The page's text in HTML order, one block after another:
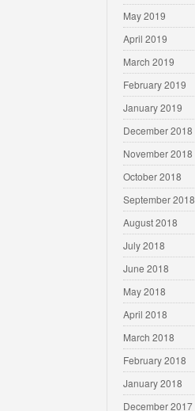
May 2019
April 2019
March 2019
February 2019
January 2019
December 2018
November 2018
October 2018
September 2018
August 2018
July 2018
June 2018
May 2018
April 2018
March 2018
February 2018
January 2018
December 2017